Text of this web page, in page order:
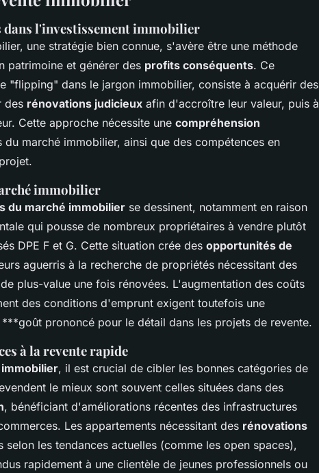
dans l'investissement immobilier
une stratégie bien connue, s'avère être une méthode
patrimoine et générer des profits conséquents. Ce
"flipping" dans le jargon immobilier, consiste à acquérir des
des rénovations judicieux afin d'accroître leur valeur, puis à
Cette approche nécessite une compréhension
du marché immobilier, ainsi que des compétences en
immobilier
du marché immobilier se dessinent, notamment en raison
qui pousse de nombreux propriétaires à vendre plutôt
DPE F et G. Cette situation crée des opportunités de
aguerris à la recherche de propriétés nécessitant des
plus-value une fois rénovées. L'augmentation des coûts
des conditions d'emprunt exigent toutefois une
prononcé pour le détail dans les projets de revente.
à la revente rapide
, il est crucial de cibler les bonnes catégories de
le mieux sont souvent celles situées dans des
, bénéficiant d'améliorations récentes des infrastructures
Les appartements nécessitant des rénovations
selon les tendances actuelles (comme les open spaces),
rapidement à une clientèle de jeunes professionnels ou